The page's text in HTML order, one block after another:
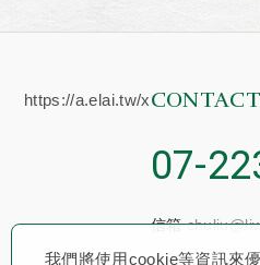
我們將使用cookie等資訊來
https://a.elai.tw/x
07-
信箱